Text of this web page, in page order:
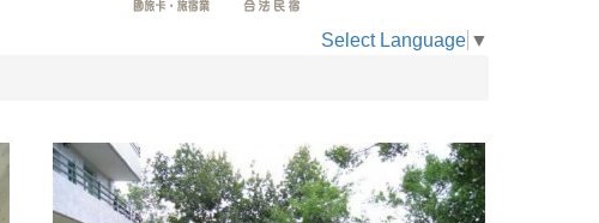
Select Language ▼